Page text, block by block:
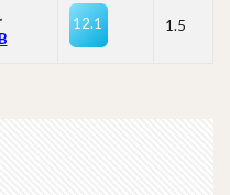
12.1 1.5